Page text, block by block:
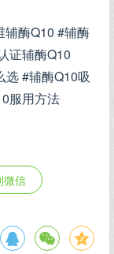
辅酶Q10 #辅酶
证辅酶Q10
选 #辅酶Q10吸
服用方法
微信